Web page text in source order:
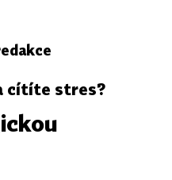
cítíte stres?